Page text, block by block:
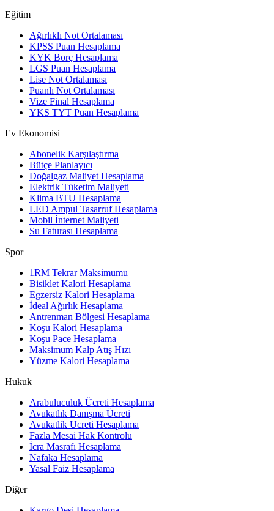
Eğitim
Ağırlıklı Not Ortalaması
KPSS Puan Hesaplama
KYK Borç Hesaplama
LGS Puan Hesaplama
Lise Not Ortalaması
Puanlı Not Ortalaması
Vize Final Hesaplama
YKS TYT Puan Hesaplama
Ev Ekonomisi
Abonelik Karşılaştırma
Bütçe Planlayıcı
Doğalgaz Maliyet Hesaplama
Elektrik Tüketim Maliyeti
Klima BTU Hesaplama
LED Ampul Tasarruf Hesaplama
Mobil İnternet Maliyeti
Su Faturası Hesaplama
Spor
1RM Tekrar Maksimumu
Bisiklet Kalori Hesaplama
Egzersiz Kalori Hesaplama
İdeal Ağırlık Hesaplama
Antrenman Bölgesi Hesaplama
Koşu Kalori Hesaplama
Koşu Pace Hesaplama
Maksimum Kalp Atış Hızı
Yüzme Kalori Hesaplama
Hukuk
Arabuluculuk Ücreti Hesaplama
Avukatlık Danışma Ücreti
Avukatlik Ucreti Hesaplama
Fazla Mesai Hak Kontrolu
İcra Masrafı Hesaplama
Nafaka Hesaplama
Yasal Faiz Hesaplama
Diğer